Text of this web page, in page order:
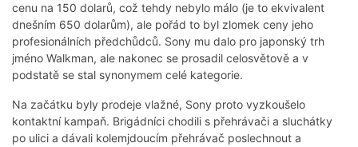
cenu na 150 dolarů, což tehdy nebylo málo (je to ekvivalent
dnešním 650 dolarům), ale pořád to byl zlomek ceny jeho
profesionálních předchůdců. Sony mu dalo pro japonský trh
jméno Walkman, ale nakonec se prosadil celosvětově a v
podstatě se stal synonymem celé kategorie.
Na začátku byly prodeje vlažné, Sony proto vyzkoušelo
kontaktní kampaň. Brigádníci chodili s přehrávači a sluchátky
po ulici a dávali kolemjdoucím přehrávač poslechnout a